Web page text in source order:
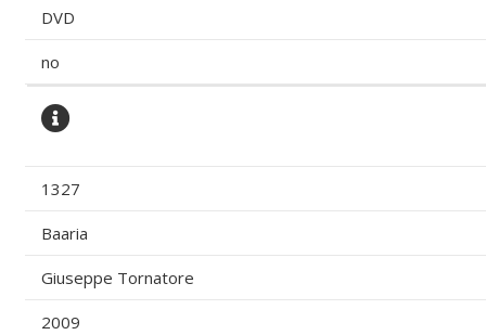
DVD
no
1327
Baaria
Giuseppe Tornatore
2009